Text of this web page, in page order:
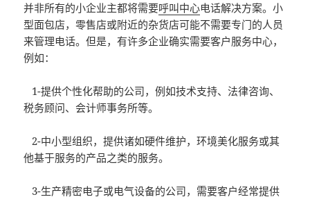
并非所有的小企业主都将需要呼叫中心电话解决方案。小
型面包店，零售店或附近的杂货店可能不需要专门的人员
来管理电话。但是，有许多企业确实需要客户服务中心，
例如：
1-提供个性化帮助的公司，例如技术支持、法律咨询、
税务顾问、会计师事务所等。
2-中小型组织，提供诸如硬件维护，环境美化服务或其
他基于服务的产品之类的服务。
3-生产精密电子或电气设备的公司，需要客户经常提供